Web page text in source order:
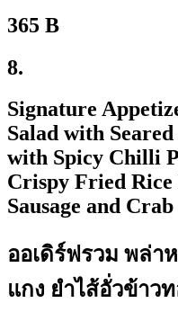
365 B
8.
Signature
Salad with
with Spicy Chilli
Crispy Fried
Sausage and
ออเดิร์ฟรวม พล่า
แกง ยำไส้อั่วข้าว